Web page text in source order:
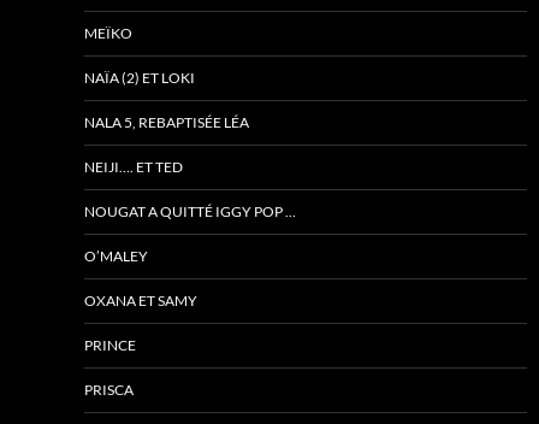
MEÏKO
NAÏA (2) ET LOKI
NALA 5, REBAPTISÉE LÉA
NEIJI…. ET TED
NOUGAT A QUITTÉ IGGY POP …
O’MALEY
OXANA ET SAMY
PRINCE
PRISCA